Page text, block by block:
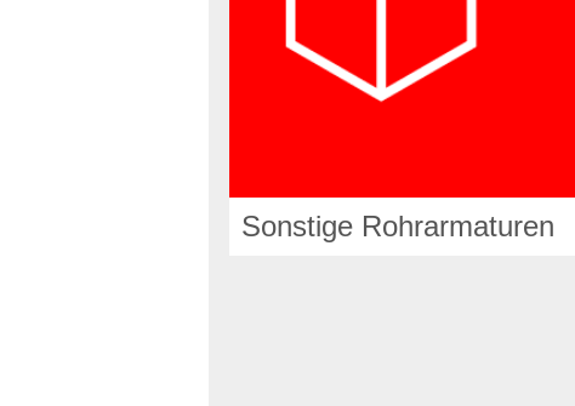
Sonstige Rohrarmaturen